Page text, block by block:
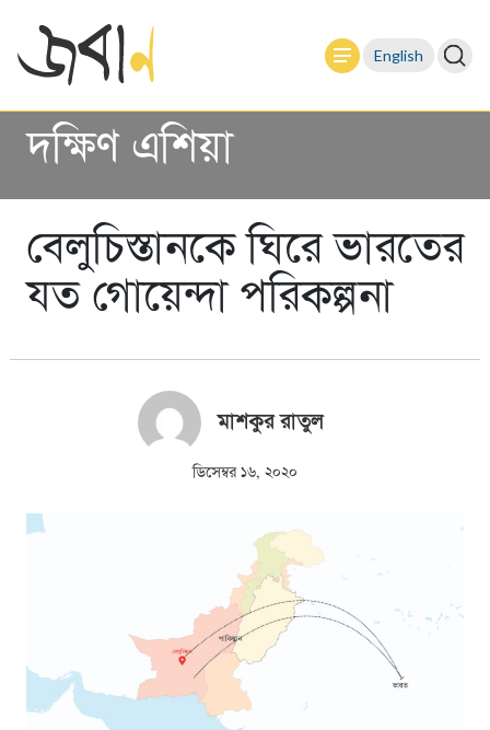
English
দক্ষিণ এশিয়া
বেলুচিস্তানকে ঘিরে ভারতের
যত গোয়েন্দা পরিকল্পনা
মাশকুর রাতুল
ডিসেম্বর ১৬, ২০২০